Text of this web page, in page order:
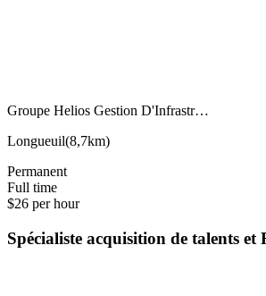
Groupe Helios Gestion D'Infrastr…
Longueuil(8,7km)
Permanent
Full time
$26 per hour
Spécialiste acquisition de talents et